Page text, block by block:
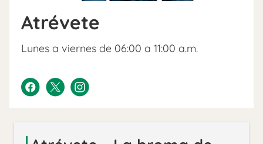
Atrévete
Lunes a viernes de 06:00 a 11:00 a.m.